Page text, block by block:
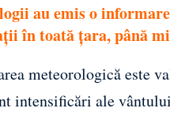
au emis o
în toată țara, până
meteorologică este
intensificări ale vântului